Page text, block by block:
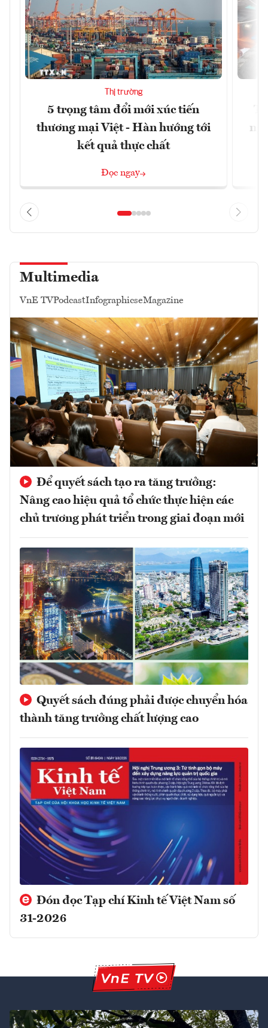
Thị trường
5 trọng tâm đổi mới xúc tiến
thương mại Việt - Hàn hướng tới
kết quả thực chất
Đọc ngay
Multimedia
VnE TVPodcastInfographicseMagazine
Để quyết sách tạo ra tăng trưởng:
Nâng cao hiệu quả tổ chức thực hiện các
chủ trương phát triển trong giai đoạn mới
Quyết sách đúng phải được chuyển hóa
thành tăng trưởng chất lượng cao
Đón đọc Tạp chí Kinh tế Việt Nam số
31-2026